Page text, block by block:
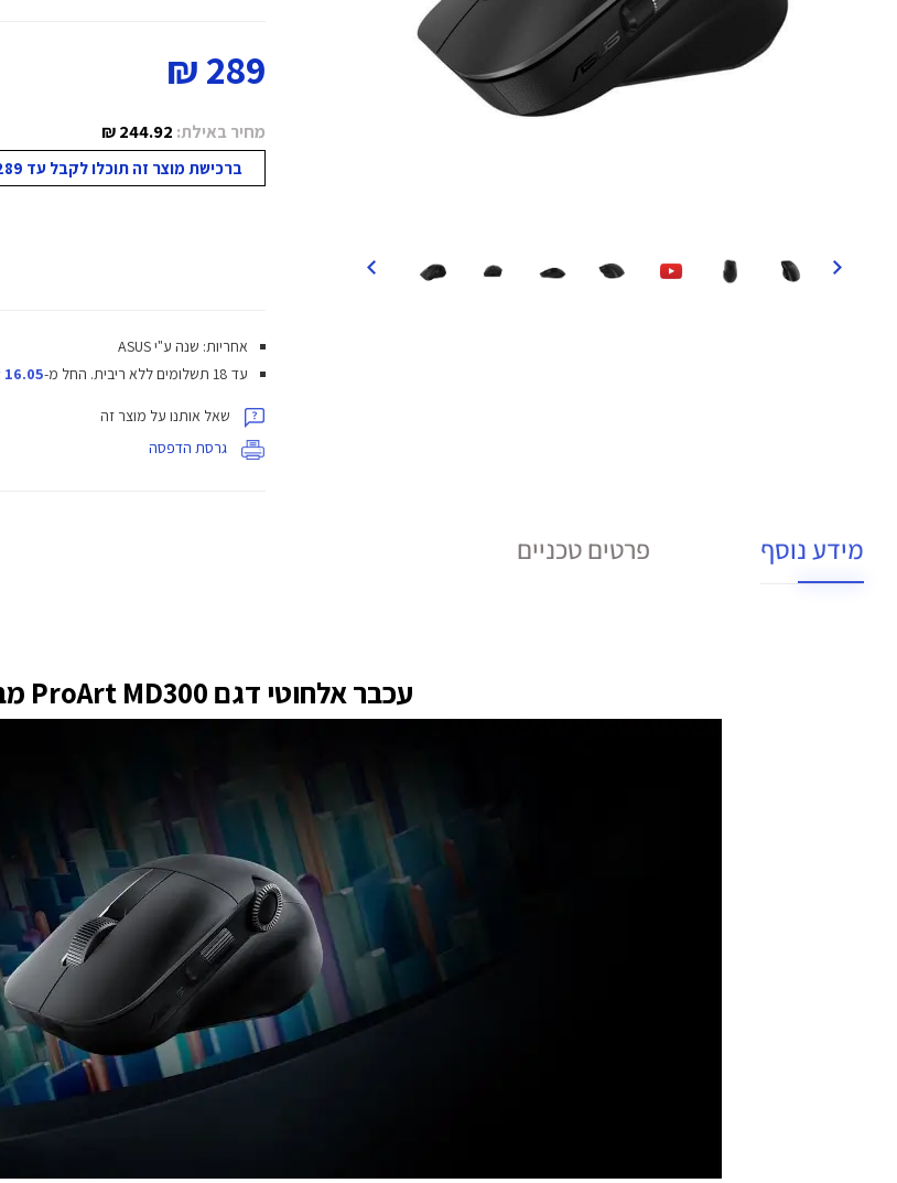
289 ₪
מחיר באילת: 244.92 ₪
ברכישת מוצר זה תוכלו לקבל עד 289 נקודות מועדון!
אחריות: שנה ע"י ASUS
עד 18 תשלומים ללא ריבית.
החל מ-16.05 ₪
שאל אותנו על מוצר זה
גרסת הדפסה
מידע נוסף פרטים טכניים
עכבר אלחוטי דגם ProArt MD300 מבית Asus